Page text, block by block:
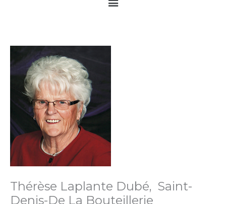
Thérèse Laplante Dubé, Saint-
Denis-De La Bouteillerie